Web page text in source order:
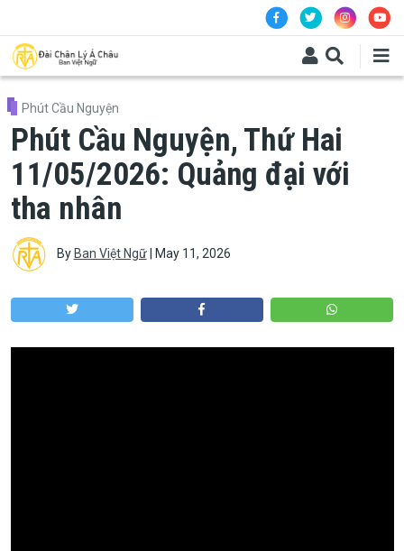
Phút Cầu Nguyện
Phút Cầu Nguyện, Thứ Hai
11/05/2026: Quảng đại với
tha nhân
By Ban Việt Ngữ| May 11, 2026